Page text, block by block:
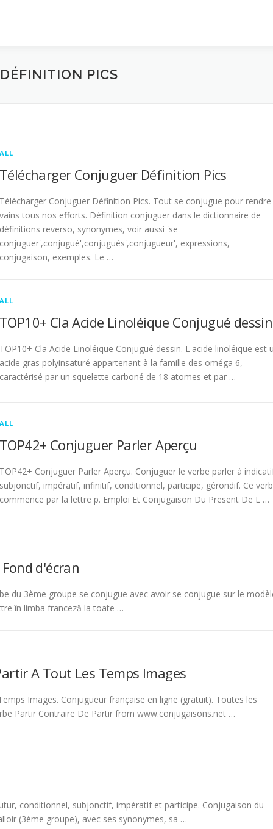
PICS
ALL
Télécharger Conjuguer Définition Pics
Télécharger Conjuguer Définition Pics. Tout se conjugue pour rendre
vains tous nos efforts. Définition conjuguer dans le dictionnaire de
définitions reverso, synonymes, voir aussi 'se
conjuguer',conjugué',conjugués',conjugueur', expressions,
conjugaison, exemples. Le …
ALL
TOP10+ Cla Acide Linoléique Conjugué dessin
TOP10+ Cla Acide Linoléique Conjugué dessin. L'acide linoléique est
acide gras polyinsaturé appartenant à la famille des oméga 6,
caractérisé par un squelette carboné de 18 atomes et par …
ALL
TOP42+ Conjuguer Parler Aperçu
TOP42+ Conjuguer Parler Aperçu. Conjuguer le verbe parler à
subjonctif, impératif, infinitif, conditionnel, participe, gérondif. Ce
commence par la lettre p. Emploi Et Conjugaison Du Present De L …
d'écran
du 3ème groupe se conjugue avec avoir se conjugue sur le
în limba franceză la toate …
A Tout Les Temps Images
Images. Conjugueur française en ligne (gratuit). Toutes les
Partir Contraire De Partir from www.conjugaisons.net …
conditionnel, subjonctif, impératif et participe. Conjugaison du
(3ème groupe), avec ses synonymes, sa …